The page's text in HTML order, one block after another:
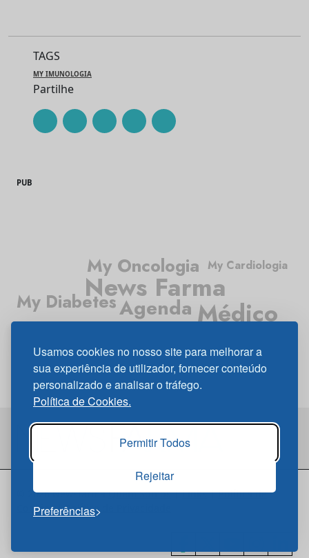
Usamos cookies no nosso site para melhorar a
sua experiência de utilizador, fornecer conteúdo
personalizado e analisar o tráfego.
Política de Cookies.
Permitir Todos
Rejeitar
Preferências
TAGS
MY IMUNOLOGIA
Partilhe
PUB
Agenda
News Farma
Médico News
Médico
My Oncologia
My Diabetes
My Cardiologia
My Gastrenterologia
My Pneumologia My Neurologia
© 2026 NewsfarmaQuem Somos|Links|Política de
Cookies|Política de Privacidade